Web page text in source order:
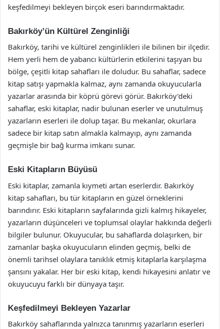
keşfedilmeyi bekleyen birçok eseri barındırmaktadır.
Bakırköy’ün Kültürel Zenginliği
Bakırköy, tarihi ve kültürel zenginlikleri ile bilinen bir ilçedir.
Hem yerli hem de yabancı kültürlerin etkilerini taşıyan bu
bölge, çeşitli kitap sahafları ile doludur. Bu sahaflar, sadece
kitap satışı yapmakla kalmaz, aynı zamanda okuyucularla
yazarlar arasında bir köprü görevi görür. Bakırköy’deki
sahaflar, eski kitaplar, nadir bulunan eserler ve unutulmuş
yazarların eserleri ile dolup taşar. Bu mekanlar, okurlara
sadece bir kitap satın almakla kalmayıp, aynı zamanda
geçmişle bir bağ kurma imkanı sunar.
Eski Kitapların Büyüsü
Eski kitaplar, zamanla kıymeti artan eserlerdir. Bakırköy
kitap sahafları, bu tür kitapların en güzel örneklerini
barındırır. Eski kitapların sayfalarında gizli kalmış hikayeler,
yazarların düşünceleri ve toplumsal olaylar hakkında değerli
bilgiler bulunur. Okuyucular, bu sahaflarda dolaşırken, bir
zamanlar başka okuyucuların elinden geçmiş, belki de
önemli tarihsel olaylara tanıklık etmiş kitaplarla karşılaşma
şansını yakalar. Her bir eski kitap, kendi hikayesini anlatır ve
okuyucuyu farklı bir dünyaya taşır.
Keşfedilmeyi Bekleyen Yazarlar
Bakırköy sahaflarında yalnızca tanınmış yazarların eserleri